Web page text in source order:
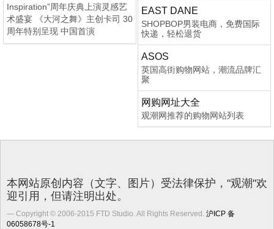
Inspiration”周年庆典上演灵感艺
术盛宴 《大河之舞》主创卡司 30
周年特别呈现 中国首演
EAST DANE
SHOPBOP男装电商，免费国际
快递，轻松退货
ASOS
英国高街购物网站，潮流品牌汇
聚
网购网址大全
观潮网推荐的购物网站列表
本网站原创内容（文字、图片）受法律保护，"观潮"欢
迎引用，但请注明出处。
Copyright © 2006-2015 FTD Studio. All Rights Reserved. 沪ICP 备
06058678号-1